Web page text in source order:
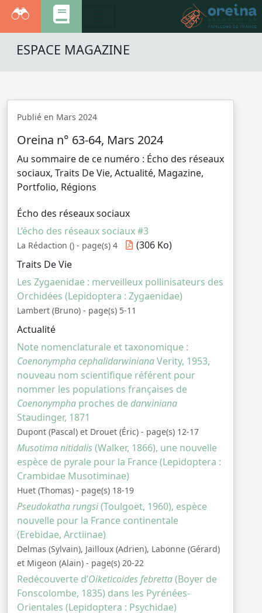
ESPACE MAGAZINE
Publié en Mars 2024
Oreina n° 63-64, Mars 2024
Au sommaire de ce numéro : Écho des réseaux
sociaux, Traits De Vie, Actualité, Magazine,
Portfolio, Régions
Écho des réseaux sociaux
L’écho des réseaux sociaux #3
La Rédaction () - page(s) 4
(306 Ko)
Traits De Vie
Les Zygaenidae : merveilleux pollinisateurs des
Orchidées (Lepidoptera : Zygaenidae)
Lambert (Bruno) - page(s) 5-11
Actualité
Note nomenclaturale et taxonomique :
Coenonympha cephalidarwinianaVerity, 1953,
nouveau nom scientifique référent pour
nommer les populations françaises de
Coenonympha proches dedarwiniana
Staudinger, 1871
Dupont (Pascal) et Drouet (Éric) - page(s) 12-17
Musotima nitidalis(Walker, 1866), une nouvelle
espèce de pyrale pour la France (Lepidoptera :
Crambidae Musotiminae)
Huet (Thomas) - page(s) 18-19
Pseudokatha rungsi(Toulgoët, 1960), espèce
nouvelle pour la France continentale
(Erebidae, Arctiinae)
Delmas (Sylvain), Jailloux (Adrien), Labonne (Gérard)
et Migeon (Alain) - page(s) 20-22
Redécouverte d’Oiketicoides febretta(Boyer de
Fonscolombe, 1835) dans les Pyrénées-
Orientales (Lepidoptera : Psychidae)